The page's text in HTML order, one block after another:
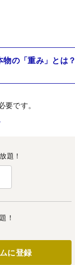
の「重み」とは？
です。
題！
！
に登録